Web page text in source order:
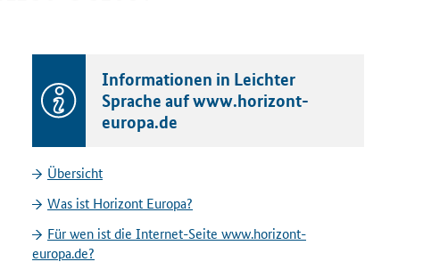
Informationen in Leichter
Sprache auf www.horizont-
europa.de
Übersicht
Was ist Horizont Europa?
Für wen ist die Internet-Seite www.horizont-
europa.de?